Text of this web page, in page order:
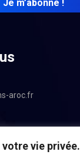
vie privée.
aroc.fr